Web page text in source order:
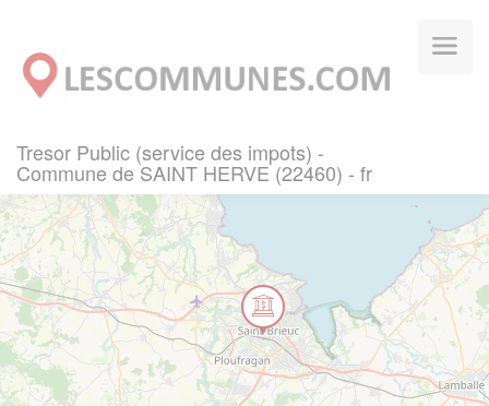
Tresor Public (service des impots) -
Commune de SAINT HERVE (22460) - fr